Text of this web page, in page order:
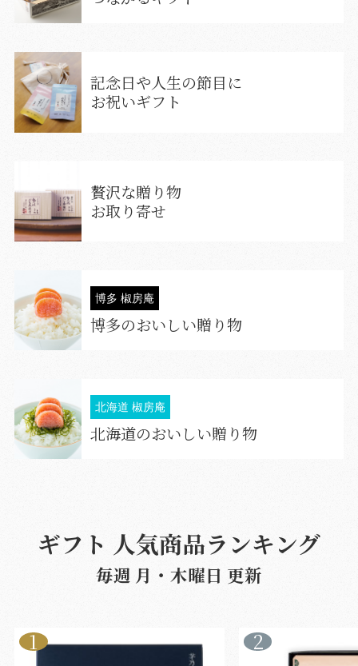
記念日や人生の節目に
お祝いギフト
贅沢な贈り物
お取り寄せ
博多 椒房庵
博多のおいしい贈り物
北海道 椒房庵
北海道のおいしい贈り物
ギフト 人気商品ランキング
毎週 月・木曜日 更新